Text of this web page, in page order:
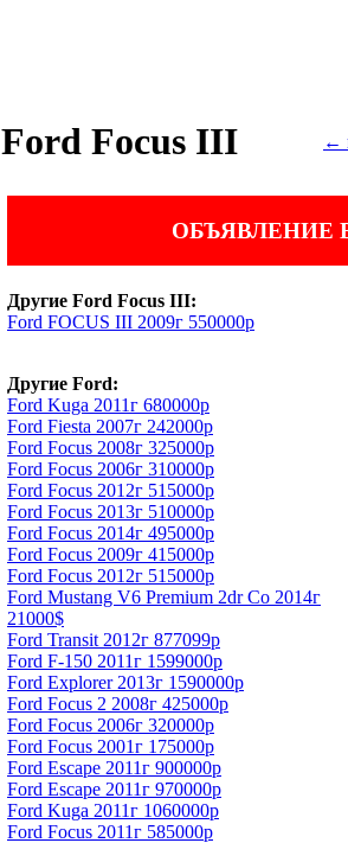
Ford Focus III ←
ОБЪЯВЛЕНИЕ
Другие Ford Focus III:
Ford FOCUS III 2009г 550000р
Другие Ford:
Ford Kuga 2011г 680000р
Ford Fiesta 2007г 242000р
Ford Focus 2008г 325000р
Ford Focus 2006г 310000р
Ford Focus 2012г 515000р
Ford Focus 2013г 510000р
Ford Focus 2014г 495000р
Ford Focus 2009г 415000р
Ford Focus 2012г 515000р
Ford Mustang V6 Premium 2dr Co 2014г
21000$
Ford Transit 2012г 877099р
Ford F-150 2011г 1599000р
Ford Explorer 2013г 1590000р
Ford Focus 2 2008г 425000р
Ford Focus 2006г 320000р
Ford Focus 2001г 175000р
Ford Escape 2011г 900000р
Ford Escape 2011г 970000р
Ford Kuga 2011г 1060000р
Ford Focus 2011г 585000р